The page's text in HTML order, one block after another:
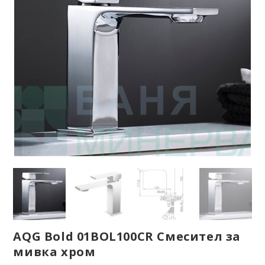
AQG Bold 01BOL100CR Смесител за
мивка хром